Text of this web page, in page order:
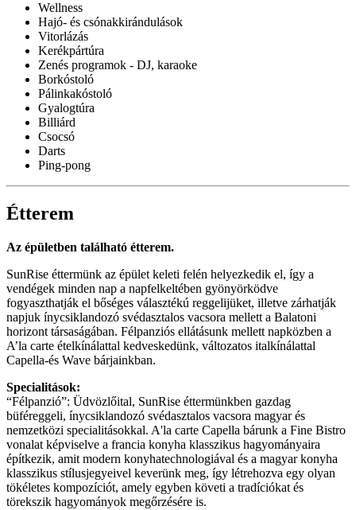
Wellness
Hajó- és csónakkirándulások
Vitorlázás
Kerékpártúra
Zenés programok - DJ, karaoke
Borkóstoló
Pálinkakóstoló
Gyalogtúra
Billiárd
Csocsó
Darts
Ping-pong
Étterem
Az épületben található étterem.
SunRise éttermünk az épület keleti felén helyezkedik el, így a
vendégek minden nap a napfelkeltében gyönyörködve
fogyaszthatják el bőséges választékú reggelijüket, illetve zárhatják
napjuk ínycsiklandozó svédasztalos vacsora mellett a Balatoni
horizont társaságában. Félpanziós ellátásunk mellett napközben a
A’la carte ételkínálattal kedveskedünk, változatos italkínálattal
Capella-és Wave bárjainkban.
Specialitások:
“Félpanzió”: Üdvözlőital, SunRise éttermünkben gazdag
büféreggeli, ínycsiklandozó svédasztalos vacsora magyar és
nemzetközi specialitásokkal. A'la carte Capella bárunk a Fine Bistro
vonalat képviselve a francia konyha klasszikus hagyományaira
építkezik, amit modern konyhatechnologiával és a magyar konyha
klasszikus stílusjegyeivel keverünk meg, így létrehozva egy olyan
tökéletes kompozíciót, amely egyben követi a tradíciókat és
törekszik hagyományok megőrzésére is.